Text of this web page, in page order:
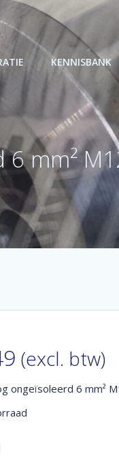
KENNISBANK
mm²
(excl. btw)
ongeïsoleerd 6 mm²